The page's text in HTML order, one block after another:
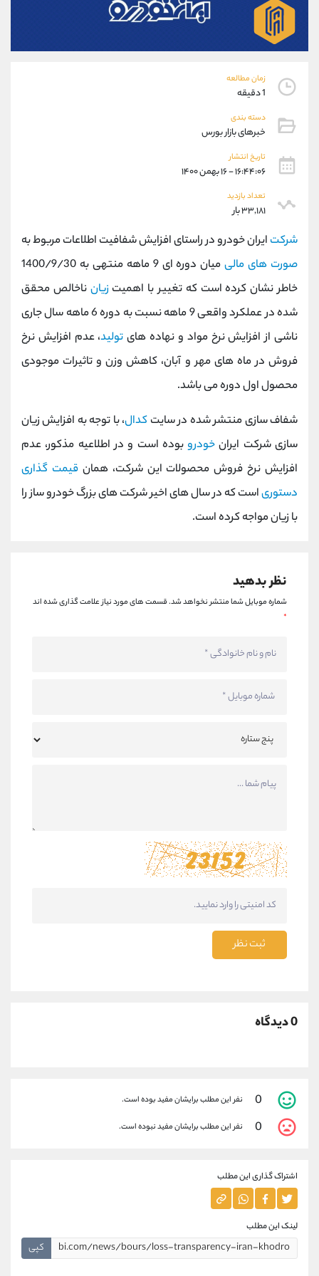
زمان مطالعه
1 دقیقه
دسته بندی
خبرهای بازار بورس
تاریخ انتشار
۱۶:۴۴:۰۶ - ۱۶ بهمن ۱۴۰۰
تعداد بازدید
۳۳,۱۸۱ بار
شرکت ایران خودرو در راستای افزایش شفافیت اطلاعات مربوط به
صورت های مالی
میان دوره ای 9 ماهه منتهی به 1400/9/30
خاطر نشان کرده است که تغییر با اهمیت زیان ناخالص محقق
شده در عملکرد واقعی 9 ماهه نسبت به دوره 6 ماهه سال جاری
ناشی از افزایش نرخ مواد و نهاده های تولید، عدم افزایش نرخ
فروش در ماه های مهر و آبان، کاهش وزن و تاثیرات موجودی
محصول اول دوره می باشد.
شفاف سازی منتشر شده در سایت کدال، با توجه به افزایش زیان
سازی شرکت ایران خودروبوده است و در اطلاعیه مذکور، عدم
افزایش نرخ فروش محصولات این شرکت، همانقیمت گذاری
دستوریاست که در سال های اخیر شرکت های بزرگ خودرو ساز را
با زیان مواجه کرده است.
نظر بدهید
شماره موبایل شما منتشر نخواهد شد.قسمت های مورد نیاز علامت گذاری شده اند
*
ثبت نظر
0 دیدگاه
0 نفر این مطلب برایشان مفید بوده است.
0 نفر این مطلب برایشان مفید نبوده است.
اشتراک گذاری این مطلب
لینک این مطلب
کپی
واتساپ
تلگرام
پشتیبان فروش
موبایل
واتساپ
تلگرام
داخلی
اطلاعات تماس
تلفن 021-22021030
بدون پیش شماره 90001030
اینستاگرام @alireza.mehrabii
@alirezamehrabi_com